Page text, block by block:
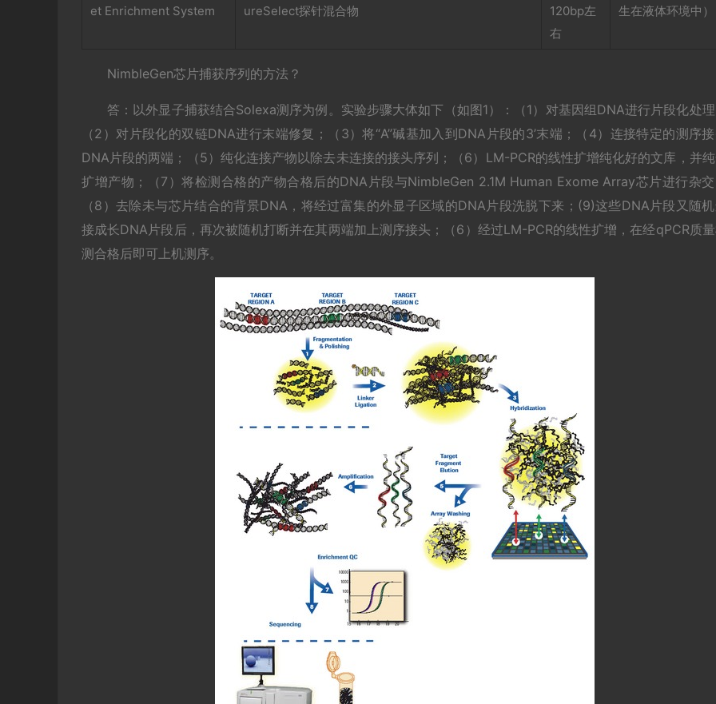
et Enrichment System
ureSelect探针混合物
120bp左
右
生在液体环境中）
NimbleGen芯片捕获序列的方法？
答：以外显子捕获结合Solexa测序为例。实验步骤大体如下（如图1）：（1）对基因组DNA进行片段化处理
（2）对片段化的双链DNA进行末端修复；（3）将“A”碱基加入到DNA片段的3’末端；（4）连接特定的测序
DNA片段的两端；（5）纯化连接产物以除去未连接的接头序列；（6）LM-PCR的线性扩增纯化好的文库，并
扩增产物；（7）将检测合格的产物合格后的DNA片段与NimbleGen 2.1M Human Exome Array芯片进行杂交
（8）去除未与芯片结合的背景DNA，将经过富集的外显子区域的DNA片段洗脱下来；(9)这些DNA片段又随
接成长DNA片段后，再次被随机打断并在其两端加上测序接头；（6）经过LM-PCR的线性扩增，在经qPCR质
测合格后即可上机测序。